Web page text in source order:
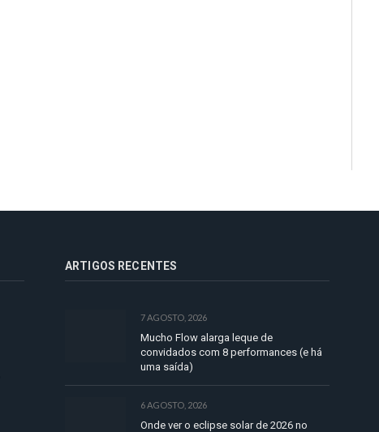
ARTIGOS RECENTES
7 AGOSTO, 2026
Mucho Flow alarga leque de
convidados com 8 performances (e há
uma saída)
6 AGOSTO, 2026
Onde ver o eclipse solar de 2026 no